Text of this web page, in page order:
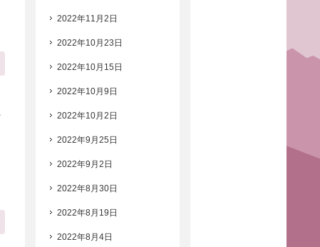
2022年11月2日
2022年10月23日
2022年10月15日
2022年10月9日
2022年10月2日
2022年9月25日
2022年9月2日
2022年8月30日
2022年8月19日
2022年8月4日